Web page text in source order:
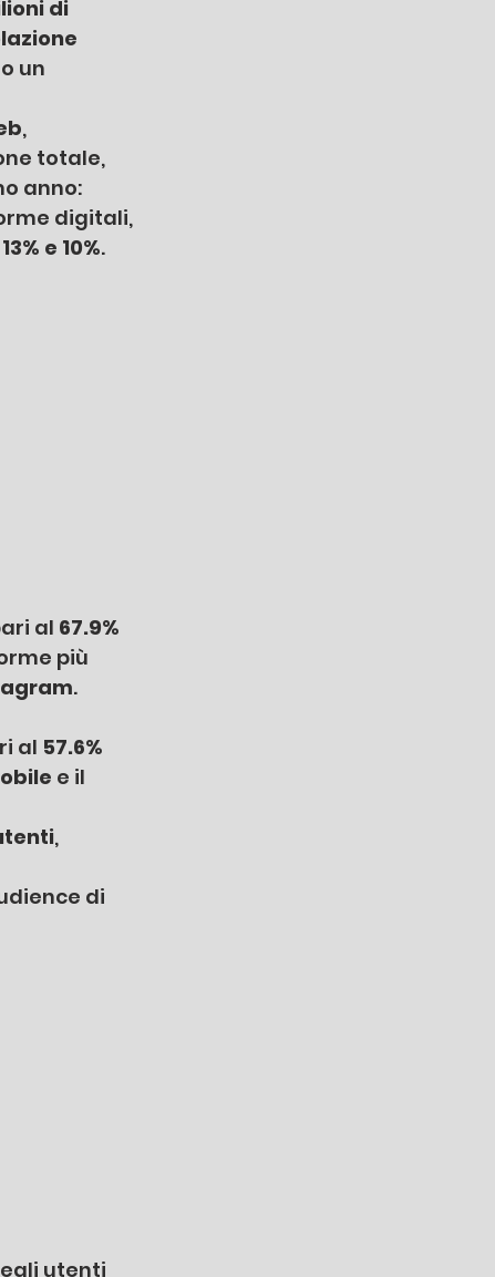
di
un
,
totale,
anno:
digitali,
13% e 10%.
al 67.9%
più
.
al 57.6%
e il
,
di
utenti